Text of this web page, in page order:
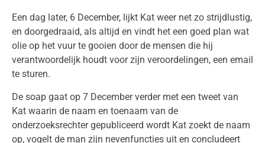
Een dag later, 6 December, lijkt Kat weer net zo strijdlustig,
en doorgedraaid, als altijd en vindt het een goed plan wat
olie op het vuur te gooien door de mensen die hij
verantwoordelijk houdt voor zijn veroordelingen, een email
te sturen.
De soap gaat op 7 December verder met een tweet van
Kat waarin de naam en toenaam van de
onderzoeksrechter gepubliceerd wordt Kat zoekt de naam
op, vogelt de man zijn nevenfuncties uit en concludeert